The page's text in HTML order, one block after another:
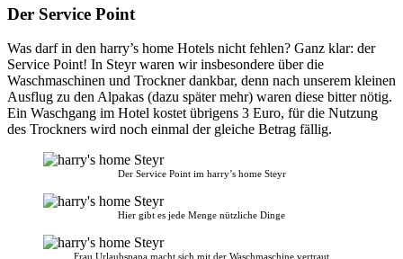
Der Service Point
Was darf in den harry’s home Hotels nicht fehlen? Ganz klar: der
Service Point! In Steyr waren wir insbesondere über die
Waschmaschinen und Trockner dankbar, denn nach unserem kleinen
Ausflug zu den Alpakas (dazu später mehr) waren diese bitter nötig.
Ein Waschgang im Hotel kostet übrigens 3 Euro, für die Nutzung
des Trockners wird noch einmal der gleiche Betrag fällig.
Der Service Point im harry’s home Steyr
Hier gibt es jede Menge nützliche Dinge
Frau Urlaubspapa macht sich mit der Waschmaschine vertraut